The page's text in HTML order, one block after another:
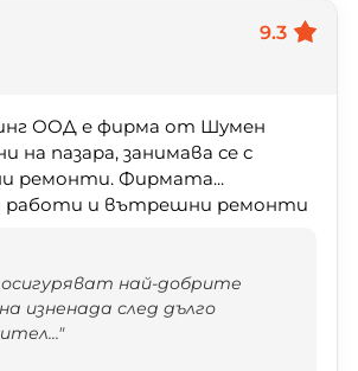
9.3
ООД е фирма от Шумен
на пазара, занимава се с
ремонти. Фирмата...
работи и вътрешни ремонти
най-добрите
изненада след дълго